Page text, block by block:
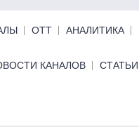
ОТТ АНАЛИТИКА
КАНАЛОВ СТАТЬИ